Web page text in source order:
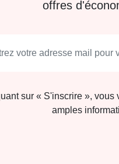
offres
sur « S'inscrire »,
amples